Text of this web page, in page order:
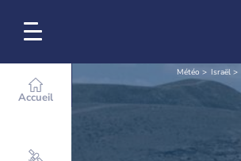
Accueil
Météo Israël